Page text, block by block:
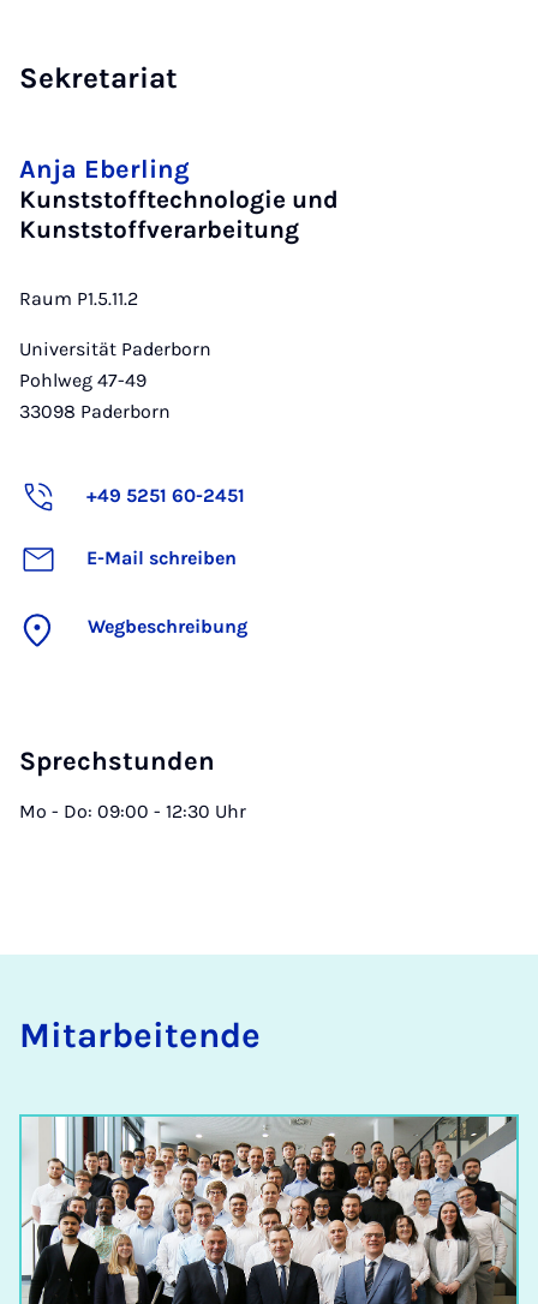
Sekretariat
Anja Eberling
Kunststofftechnologie und
Kunststoffverarbeitung
Raum P1.5.11.2
Universität Paderborn
Pohlweg 47-49
33098 Paderborn
+49 5251 60-2451
E-Mail schreiben
Wegbeschreibung
Sprechstunden
Mo - Do: 09:00 - 12:30 Uhr
Mit­a­r­bei­ten­de